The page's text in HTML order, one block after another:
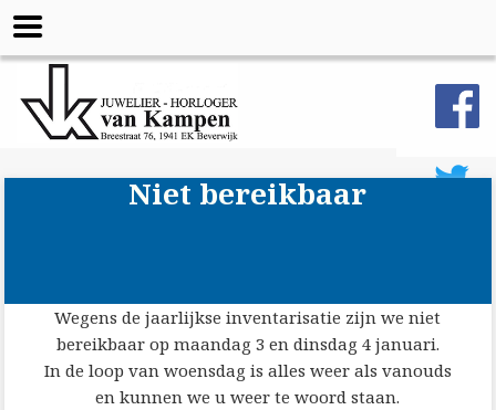
Niet bereikbaar
Wegens de jaarlijkse inventarisatie zijn we niet
bereikbaar op maandag 3 en dinsdag 4 januari.
In de loop van woensdag is alles weer als vanouds
en kunnen we u weer te woord staan.